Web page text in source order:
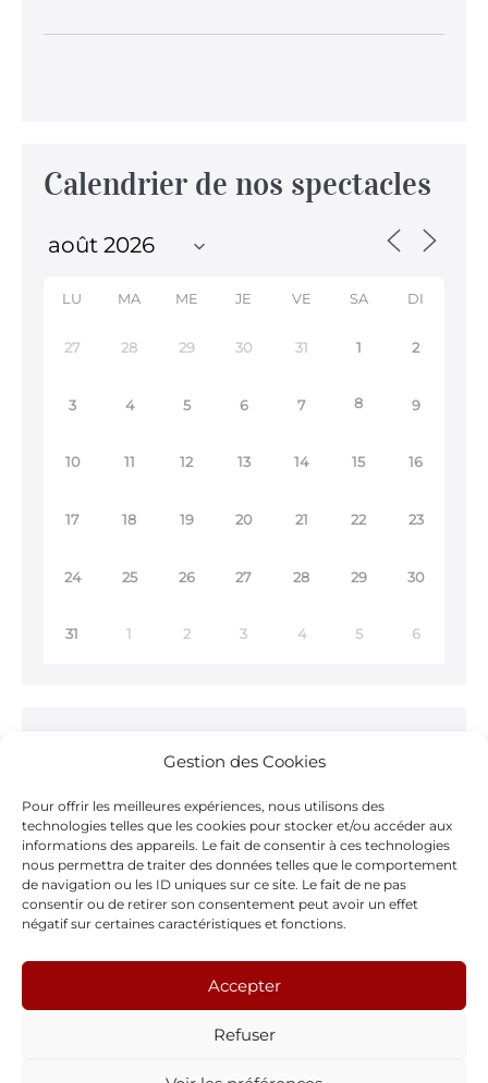
Gestion des Cookies
Pour offrir les meilleures expériences, nous utilisons des
technologies telles que les cookies pour stocker et/ou accéder aux
informations des appareils. Le fait de consentir à ces technologies
nous permettra de traiter des données telles que le comportement
de navigation ou les ID uniques sur ce site. Le fait de ne pas
consentir ou de retirer son consentement peut avoir un effet
négatif sur certaines caractéristiques et fonctions.
Accepter
Refuser
Calendrier de nos spectacles
LU MA ME JE VE SA DI
27 28 29 30 31 1 2
3 4 5 6 7 8 9
10 11 12 13 14 15 16
17 18 19 20 21 22 23
24 25 26 27 28 29 30
31 1 2 3 4 5 6
Ne ratez rien !
Inscrivez-vous à notreNewsletter >
Notre page Facebook
a